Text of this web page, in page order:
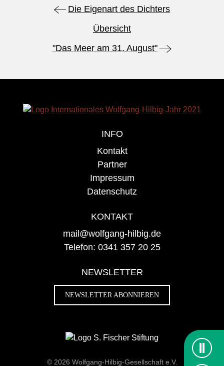
Die Eigenart des Dichters
Übersicht
"Das Meer am 31. August"
INFO
Kontakt
Partner
Impressum
Datenschutz
KONTAKT
mail@wolfgang-hilbig.de
Telefon: 0341 357 20 25
NEWSLETTER
NEWSLETTER ABONNIEREN
© 2026 Wolfgang-Hilbig-Gesellschaft e.V.